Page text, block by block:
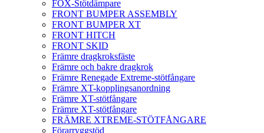
FOX-Stötdämpare
FRONT BUMPER ASSEMBLY
FRONT BUMPER XT
FRONT HITCH
FRONT SKID
Främre dragkroksfäste
Främre och bakre dragkrok
Främre Renegade Extreme-stötfångare
Främre XT-kopplingsanordning
Främre XT-stötfångare
Främre XT-stötfångare
FRÄMRE XTREME-STÖTFÅNGARE
Förarryggstöd